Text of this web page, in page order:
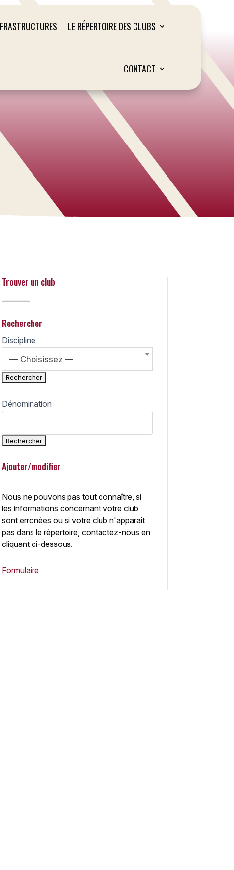
LE RÉPERTOIRE DES CLUBS
CONTACT
Search
Trouver un club
Rechercher
Discipline
— Choisissez —
Dénomination
Ajouter/modifier
Nous ne pouvons pas tout connaître, si
les informations concernant votre club
sont erronées ou si votre club n'apparait
pas dans le répertoire, contactez-nous en
cliquant ci-dessous.
Formulaire